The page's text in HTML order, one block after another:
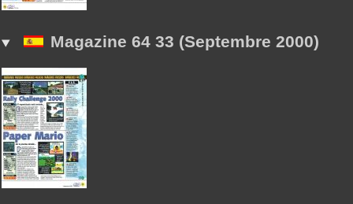
Magazine 64 33 (Septembre 2000)